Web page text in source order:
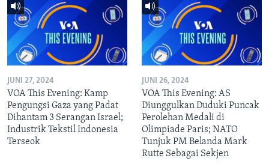
JUNI 27, 2024
VOA This Evening: Kamp
Pengungsi Gaza yang Padat
Dihantam 3 Serangan Israel;
Industrik Tekstil Indonesia
Terseok
JUNI 26, 2024
VOA This Evening: AS
Diunggulkan Duduki Puncak
Perolehan Medali di
Olimpiade Paris; NATO
Tunjuk PM Belanda Mark
Rutte Sebagai Sekjen